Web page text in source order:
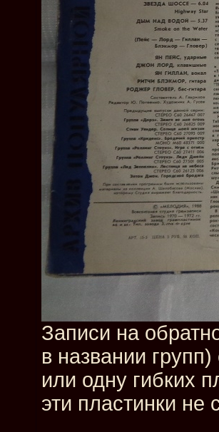
Записи на
в названии
или одну гибких
эти пластинки не